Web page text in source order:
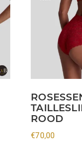
ROOD
€70,00
meerdere
variaties.
gekozen
worden
op
de